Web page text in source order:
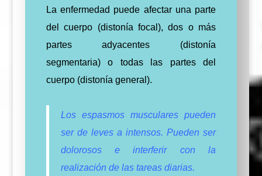
La enfermedad puede afectar una parte
del cuerpo (distonía focal), dos o más
partes adyacentes (distonía
segmentaria) o todas las partes del
cuerpo (distonía general).
Los espasmos musculares pueden
ser de leves a intensos. Pueden ser
dolorosos e interferir con la
realización de las tareas diarias.